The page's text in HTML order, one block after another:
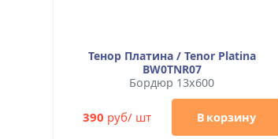
Тенор Платина / Tenor Platina
BW0TNR07
Бордюр 13x600
390 руб/ шт В корзину